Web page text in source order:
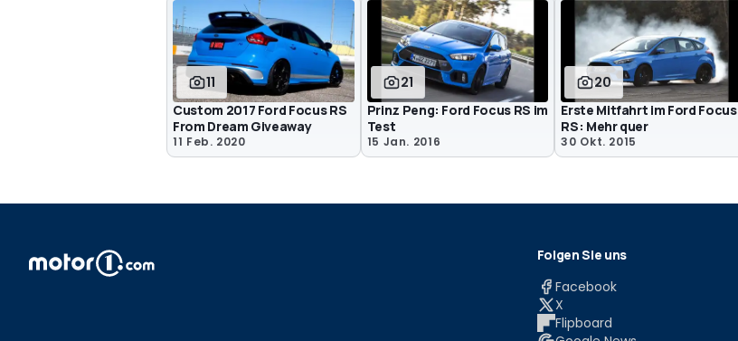
11
Custom 2017 Ford Focus RS
From Dream Giveaway
11 Feb. 2020
21
Prinz Peng: Ford Focus RS im
Test
15 Jan. 2016
20
Erste Mitfahrt im Ford Focus
RS: Mehr quer
30 Okt. 2015
Folgen Sie uns
Facebook
X
Flipboard